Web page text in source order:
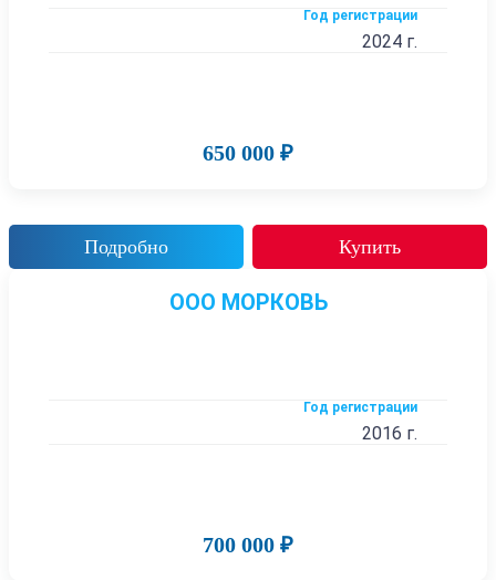
Год регистрации
2024 г.
650 000 ₽
Подробно Купить
ООО МОРКОВЬ
Год регистрации
2016 г.
700 000 ₽